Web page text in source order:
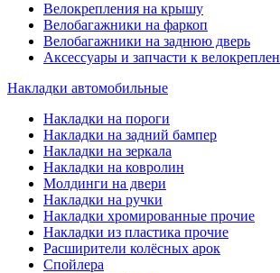
Велокрепления на крышу
Велобагажники на фаркоп
Велобагажники на заднюю дверь
Аксессуары и запчасти к
Накладки автомобильные
Накладки на пороги
Накладки на задний бампер
Накладки на зеркала
Накладки на ковролин
Молдинги на двери
Накладки на ручки
Накладки хромированные прочие
Накладки из пластика прочие
Расширители колёсных арок
Спойлера